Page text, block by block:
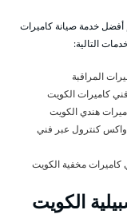
أفضل خدمة صيانة كاميرات
التالية:
المراقبة
كاميرات الكويت
هندي الكويت
واكس كنترول عبر فني
كاميرات مخفية الكويت
الكويت